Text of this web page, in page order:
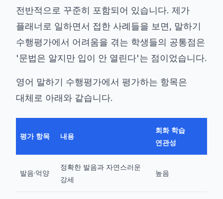
전반적으로 꾸준히 포함되어 있습니다. 제가
플래너로 일하면서 접한 사례들을 보면, 말하기
수행평가에서 어려움을 겪는 학생들의 공통점은
'문법은 알지만 입이 안 열린다'는 점이었습니다.
영어 말하기 수행평가에서 평가하는 항목은
대체로 아래와 같습니다.
평가 항목 내용
회화 학습
연관성
발음·억양
정확한 발음과 자연스러운
강세
높음